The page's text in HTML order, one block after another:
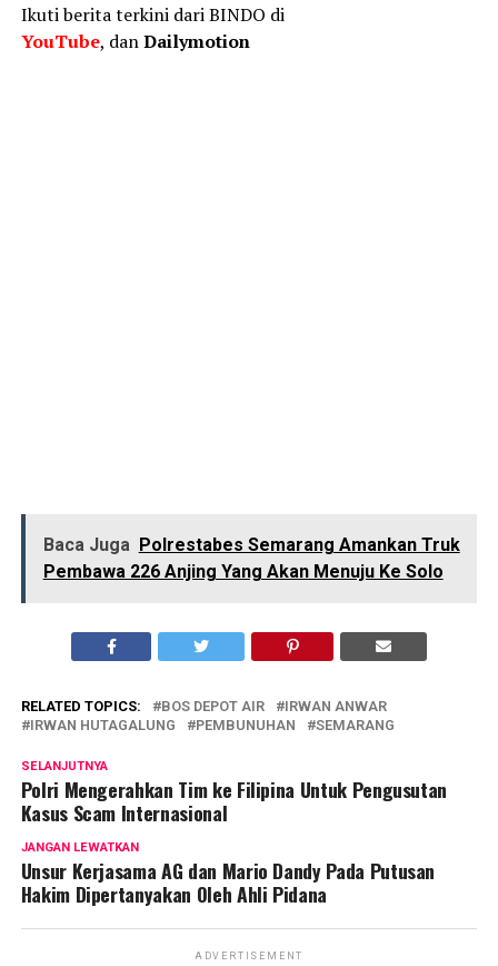
Ikuti berita terkini dari BINDO di
YouTube, danDailymotion
Baca Juga Polrestabes Semarang Amankan Truk
Pembawa 226 Anjing Yang Akan Menuju Ke Solo
RELATED TOPICS: BOS DEPOT AIR
IRWAN ANWAR
IRWAN HUTAGALUNG
PEMBUNUHAN SEMARANG
SELANJUTNYA
Polri Mengerahkan Tim ke Filipina Untuk Pengusutan
Kasus Scam Internasional
JANGAN LEWATKAN
Unsur Kerjasama AG dan Mario Dandy Pada Putusan
Hakim Dipertanyakan Oleh Ahli Pidana
ADVERTISEMENT